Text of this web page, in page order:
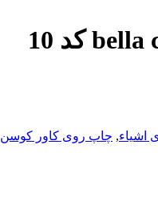
اشیاء, چاپ روی کاور کوسن